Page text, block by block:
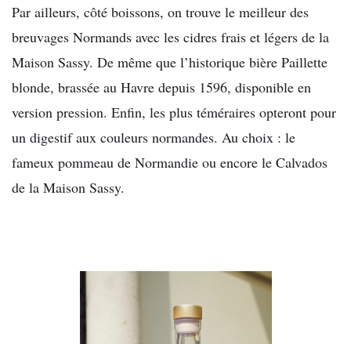
Par ailleurs, côté boissons, on trouve le meilleur des
breuvages Normands avec les cidres frais et légers de la
Maison Sassy. De même que l’historique bière Paillette
blonde, brassée au Havre depuis 1596, disponible en
version pression. Enfin, les plus téméraires opteront pour
un digestif aux couleurs normandes. Au choix : le
fameux pommeau de Normandie ou encore le Calvados
de la Maison Sassy.